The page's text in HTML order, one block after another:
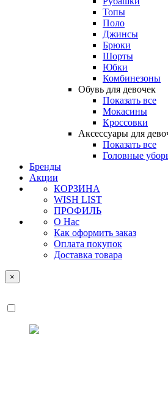
Топы
Поло
Джинсы
Брюки
Шорты
Юбки
Комбинезоны
Обувь для девочек
Показать все
Мокасины
Кроссовки
Аксессуары для
Показать все
Головные
Бренды
Акции
КОРЗИНА
WISH LIST
ПРОФИЛЬ
О Нас
Как оформить заказ
Оплата покупок
Доставка товара
×